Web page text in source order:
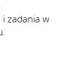
zadania w